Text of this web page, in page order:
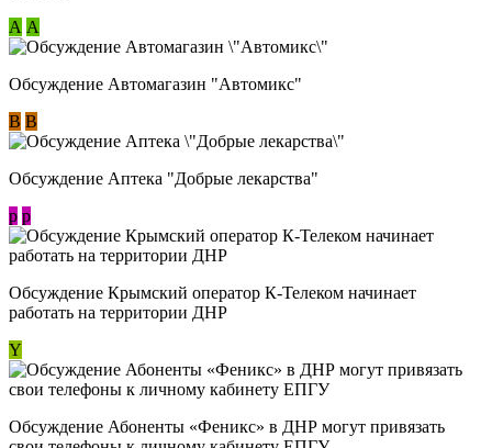
А А
Обсуждение Автомагазин "Автомикс"
В В
Обсуждение Аптека "Добрые лекарства"
p p
Обсуждение Крымский оператор К-Телеком начинает
работать на территории ДНР
Y
Обсуждение ​Абоненты «Феникс» в ДНР могут привязать